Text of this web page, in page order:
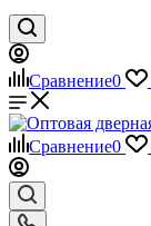
Сравнение0
Сравнение0